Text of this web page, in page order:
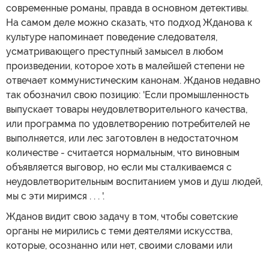
современные романы, правда в основном детективы.
На самом деле можно сказать, что подход Жданова к
культуре напоминает поведение следователя,
усматривающего преступный замысел в любом
произведении, которое хоть в малейшей степени не
отвечает коммунистическим канонам. Жданов недавно
так обозначил свою позицию: 'Если промышленность
выпускает товары неудовлетворительного качества,
или программа по удовлетворению потребителей не
выполняется, или лес заготовлен в недостаточном
количестве - считается нормальным, что виновным
объявляется выговор, но если мы сталкиваемся с
неудовлетворительным воспитанием умов и душ людей,
мы с эти миримся . . . '.
Жданов видит свою задачу в том, чтобы советские
органы не мирились с теми деятелями искусства,
которые, осознанно или нет, своими словами или